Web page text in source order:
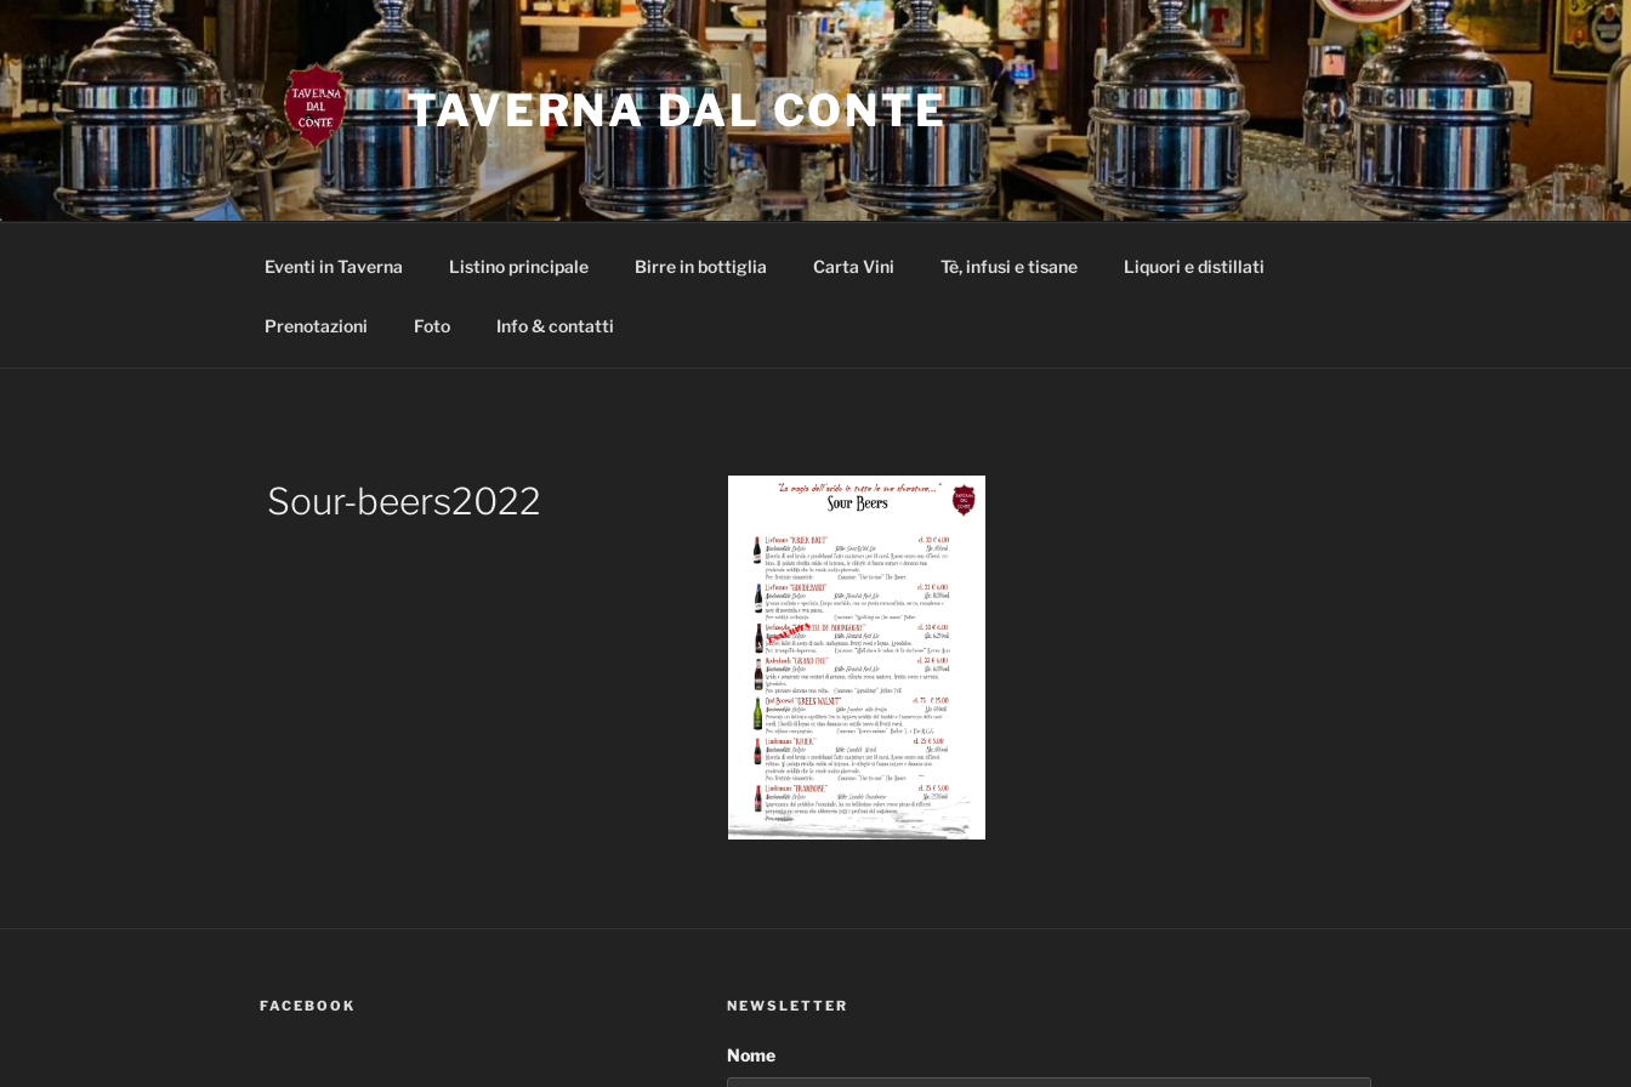
contenuto
TAVERNA DAL CONTE
Eventi in Taverna Listino principale Birre in bottiglia Carta Vini Tè, infusi e tisane Liquori e distillati
Prenotazioni Foto Info & contatti
Sour-beers2022
FACEBOOK NEWSLETTER
Nome